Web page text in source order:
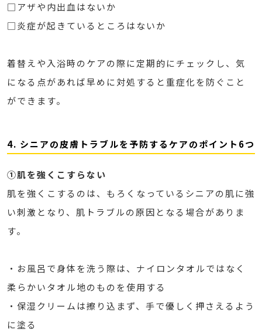
□アザや内出血はないか
□炎症が起きているところはないか
着替えや入浴時のケアの際に定期的にチェックし、気
になる点があれば早めに対処すると重症化を防ぐこと
ができます。
4. シニアの皮膚トラブルを予防するケアのポイント6つ
①肌を強くこすらない
肌を強くこするのは、もろくなっているシニアの肌に強
い刺激となり、肌トラブルの原因となる場合がありま
す。
・お風呂で身体を洗う際は、ナイロンタオルではなく
柔らかいタオル地のものを使用する
・保湿クリームは擦り込まず、手で優しく押さえるよう
に塗る